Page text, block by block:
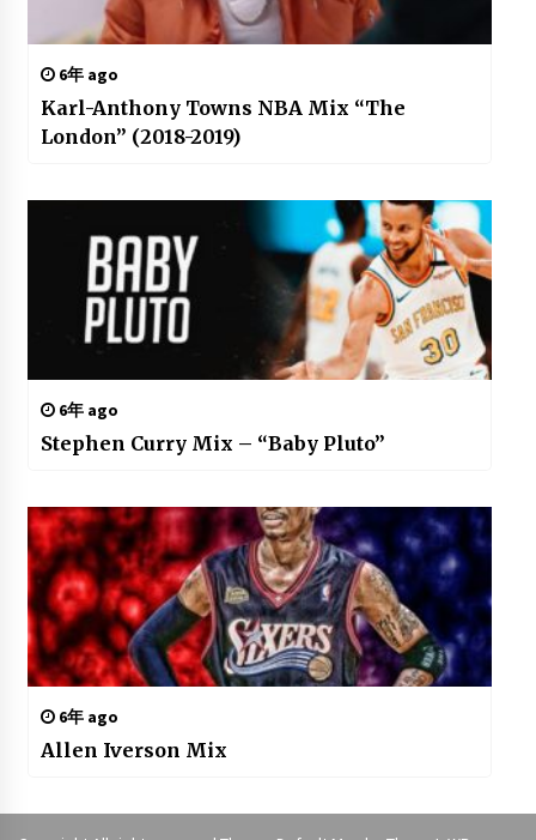
6年 ago
Karl-Anthony Towns NBA Mix “The
London” (2018-2019)
6年 ago
Stephen Curry Mix – “Baby Pluto”
6年 ago
Allen Iverson Mix